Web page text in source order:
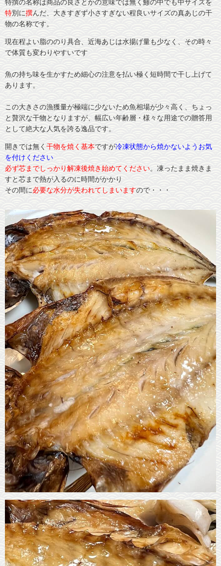
沼津観光魅力スポット
団体様用予約フォーム
特撰の名称は商品の良さとかの意味では無く鯵の中でも中サイズを
特別に撰んだ、大きすぎず小さすぎない程良いサイズの真あじの干
物の名称です。
現在程よい脂ののり具合、近海あじは水揚げ量も少なく、その時々
で体質も変わりやすいです
魚の持ち味を生かすため細心の注意を払い極く短時間で干し上げて
あります。
この大きさの漁獲量が極端に少ないため魚相場が少々高く、ちょっ
と贅沢な干物となりますが、幅広い年齢層・様々な用途での贈答用
として絶大な人気を誇る逸品です。
開きでは無く 干物を焼く基本ですが冷凍状態から焼かないようお気
を付けください
必ず芯までしっかり解凍後焼き始めてください。凍ったまま焼きま
すと芯まで熱が入るのに時間がかかり
その間に必要な水分が失われてしまいますので・・・